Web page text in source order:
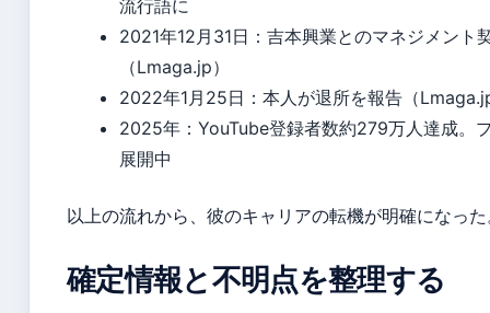
流行語に
2021年12月31日：吉本興業とのマネジメント
（Lmaga.jp）
2022年1月25日：本人が退所を報告（
2025年：YouTube登録者数約279万人達成。
展開中
以上の流れから、彼のキャリアの転機が明確になっ
確定情報と不明点を整理する